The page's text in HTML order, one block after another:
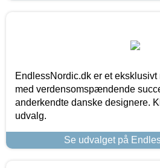
EndlessNordic.dk er et
med verdensomspændende
anderkendte danske designere.
udvalg.
Se udvalget på